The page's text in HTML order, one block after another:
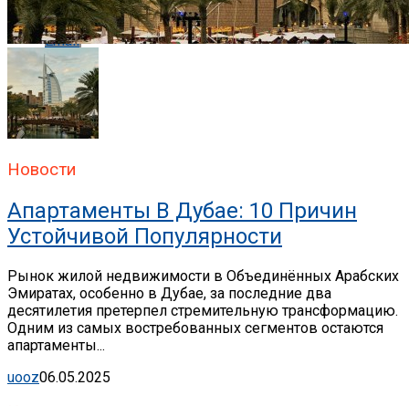
Email
Новости
Апартаменты В Дубае: 10 Причин
Устойчивой Популярности
Рынок жилой недвижимости в Объединённых Арабских
Эмиратах, особенно в Дубае, за последние два
десятилетия претерпел стремительную трансформацию.
Одним из самых востребованных сегментов остаются
апартаменты...
uooz06.05.2025